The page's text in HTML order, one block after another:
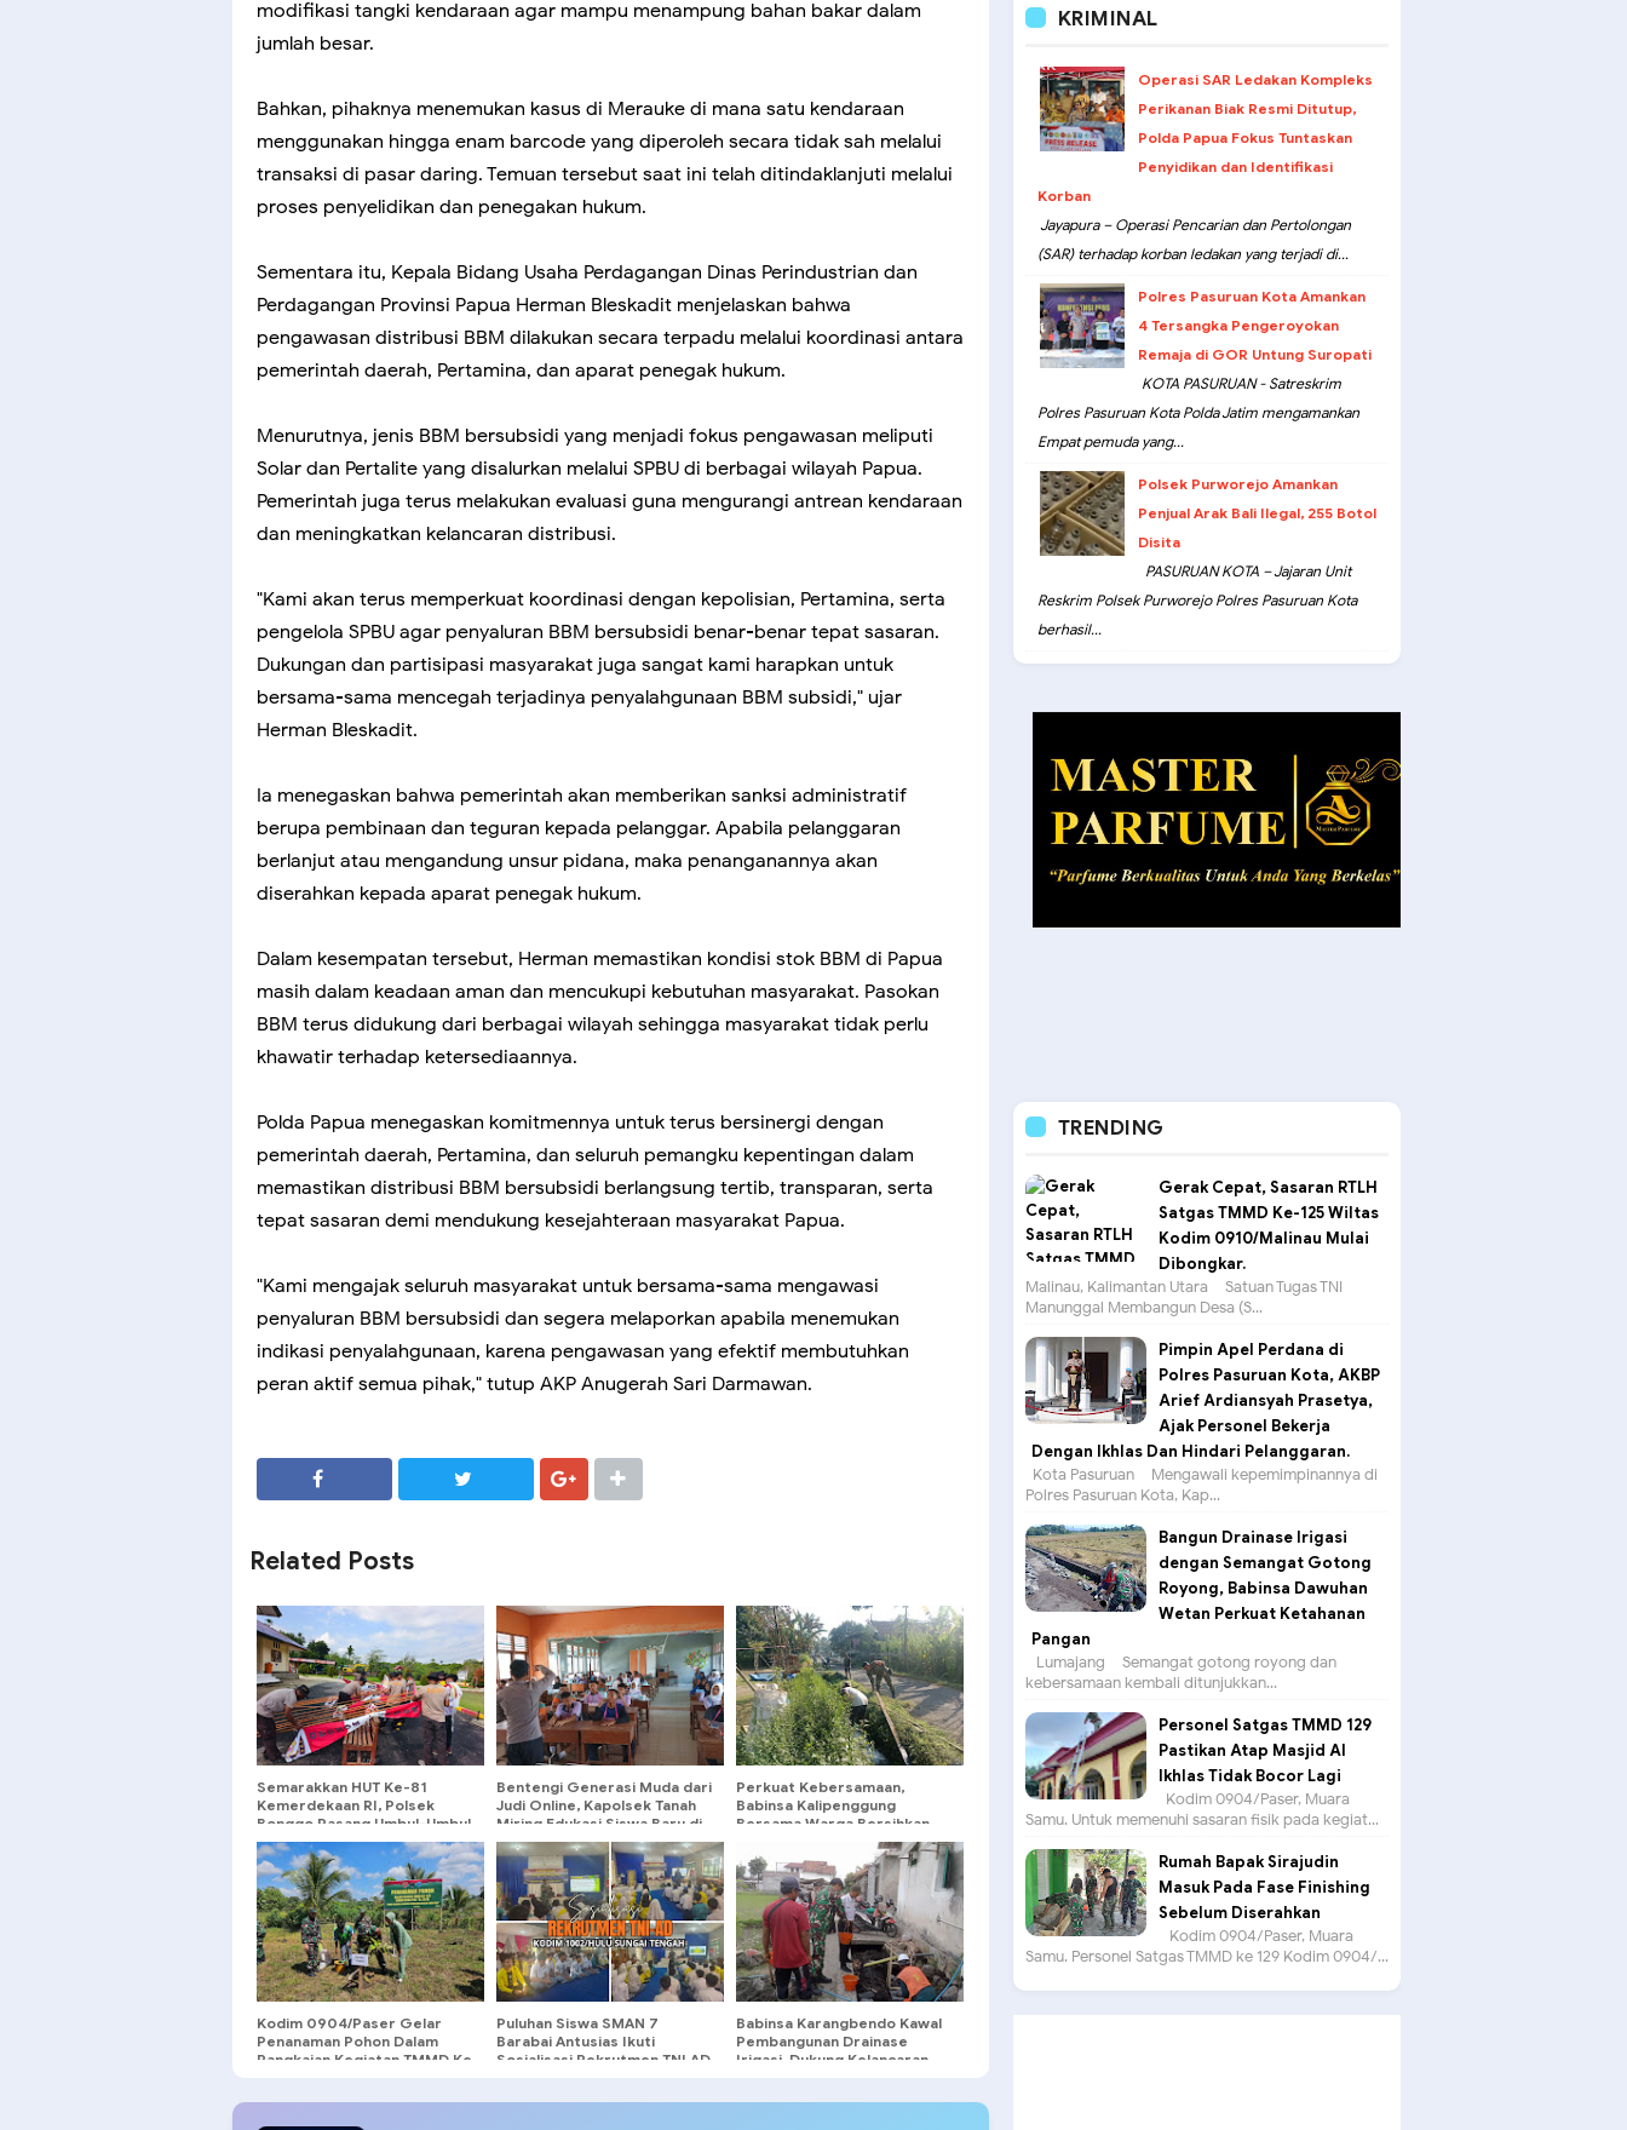
modifikasi tangki kendaraan agar mampu menampung bahan bakar dalam
jumlah besar.
Bahkan, pihaknya menemukan kasus di Merauke di mana satu kendaraan
menggunakan hingga enam barcode yang diperoleh secara tidak sah melalui
transaksi di pasar daring. Temuan tersebut saat ini telah ditindaklanjuti melalui
proses penyelidikan dan penegakan hukum.
Sementara itu, Kepala Bidang Usaha Perdagangan Dinas Perindustrian dan
Perdagangan Provinsi Papua Herman Bleskadit menjelaskan bahwa
pengawasan distribusi BBM dilakukan secara terpadu melalui koordinasi antara
pemerintah daerah, Pertamina, dan aparat penegak hukum.
Menurutnya, jenis BBM bersubsidi yang menjadi fokus pengawasan meliputi
Solar dan Pertalite yang disalurkan melalui SPBU di berbagai wilayah Papua.
Pemerintah juga terus melakukan evaluasi guna mengurangi antrean kendaraan
dan meningkatkan kelancaran distribusi.
"Kami akan terus memperkuat koordinasi dengan kepolisian, Pertamina, serta
pengelola SPBU agar penyaluran BBM bersubsidi benar-benar tepat sasaran.
Dukungan dan partisipasi masyarakat juga sangat kami harapkan untuk
bersama-sama mencegah terjadinya penyalahgunaan BBM subsidi," ujar
Herman Bleskadit.
Ia menegaskan bahwa pemerintah akan memberikan sanksi administratif
berupa pembinaan dan teguran kepada pelanggar. Apabila pelanggaran
berlanjut atau mengandung unsur pidana, maka penanganannya akan
diserahkan kepada aparat penegak hukum.
Dalam kesempatan tersebut, Herman memastikan kondisi stok BBM di Papua
masih dalam keadaan aman dan mencukupi kebutuhan masyarakat. Pasokan
BBM terus didukung dari berbagai wilayah sehingga masyarakat tidak perlu
khawatir terhadap ketersediaannya.
Polda Papua menegaskan komitmennya untuk terus bersinergi dengan
pemerintah daerah, Pertamina, dan seluruh pemangku kepentingan dalam
memastikan distribusi BBM bersubsidi berlangsung tertib, transparan, serta
tepat sasaran demi mendukung kesejahteraan masyarakat Papua.
"Kami mengajak seluruh masyarakat untuk bersama-sama mengawasi
penyaluran BBM bersubsidi dan segera melaporkan apabila menemukan
indikasi penyalahgunaan, karena pengawasan yang efektif membutuhkan
peran aktif semua pihak," tutup AKP Anugerah Sari Darmawan.
Related Posts
Semarakkan HUT Ke-81
Kemerdekaan RI, Polsek
Bonggo Pasang Umbul-Umbul
dan Bendera Merah Putih
Bentengi Generasi Muda dari
Judi Online, Kapolsek Tanah
Miring Edukasi Siswa Baru di
Masa MPLS
Perkuat Kebersamaan,
Babinsa Kalipenggung
Bersama Warga Bersihkan
Lingkungan Jalan Dusun
Kodim 0904/Paser Gelar
Penanaman Pohon Dalam
Rangkaian Kegiatan TMMD Ke
Puluhan Siswa SMAN 7
Barabai Antusias Ikuti
Sosialisasi Rekrutmen TNI AD
Babinsa Karangbendo Kawal
Pembangunan Drainase
Irigasi, Dukung Kelancaran
KRIMINAL
Operasi SAR Ledakan Kompleks
Perikanan Biak Resmi Ditutup,
Polda Papua Fokus Tuntaskan
Penyidikan dan Identifikasi
Korban
Jayapura – Operasi Pencarian dan Pertolongan
(SAR) terhadap korban ledakan yang terjadi di...
Polres Pasuruan Kota Amankan
4 Tersangka Pengeroyokan
Remaja di GOR Untung Suropati
KOTA PASURUAN - Satreskrim
Polres Pasuruan Kota Polda Jatim mengamankan
Empat pemuda yang...
Polsek Purworejo Amankan
Penjual Arak Bali Ilegal, 255 Botol
Disita
PASURUAN KOTA – Jajaran Unit
Reskrim Polsek Purworejo Polres Pasuruan Kota
berhasil...
TRENDING
Gerak Cepat, Sasaran RTLH
Satgas TMMD Ke-125 Wiltas
Kodim 0910/Malinau Mulai
Dibongkar.
Malinau, Kalimantan Utara – Satuan Tugas TNI
Manunggal Membangun Desa (S...
Pimpin Apel Perdana di
Polres Pasuruan Kota, AKBP
Arief Ardiansyah Prasetya,
Ajak Personel Bekerja
Dengan Ikhlas Dan Hindari Pelanggaran.
Kota Pasuruan – Mengawali kepemimpinannya di
Polres Pasuruan Kota, Kap...
Bangun Drainase Irigasi
dengan Semangat Gotong
Royong, Babinsa Dawuhan
Wetan Perkuat Ketahanan
Pangan
Lumajang – Semangat gotong royong dan
kebersamaan kembali ditunjukkan...
Personel Satgas TMMD 129
Pastikan Atap Masjid Al
Ikhlas Tidak Bocor Lagi
Kodim 0904/Paser, Muara
Samu. Untuk memenuhi sasaran fisik pada kegiat...
Rumah Bapak Sirajudin
Masuk Pada Fase Finishing
Sebelum Diserahkan
Kodim 0904/Paser, Muara
Samu. Personel Satgas TMMD ke 129 Kodim 0904/...